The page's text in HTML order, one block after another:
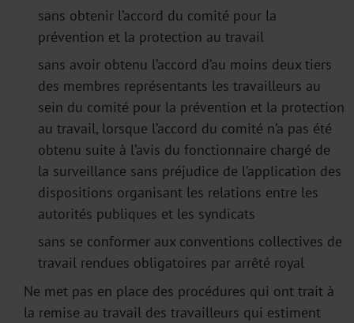
sans obtenir l’accord du comité pour la
prévention et la protection au travail
sans avoir obtenu l’accord d’au moins deux tiers
des membres représentants les travailleurs au
sein du comité pour la prévention et la protection
au travail, lorsque l’accord du comité n’a pas été
obtenu suite à l’avis du fonctionnaire chargé de
la surveillance sans préjudice de l’application des
dispositions organisant les relations entre les
autorités publiques et les syndicats
sans se conformer aux conventions collectives de
travail rendues obligatoires par arrêté royal
Ne met pas en place des procédures qui ont trait à
la remise au travail des travailleurs qui estiment